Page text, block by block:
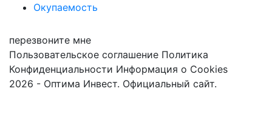
Окупаемость
перезвоните мне
Пользовательское соглашение Политика
Конфиденциальности Информация о Cookies
2026 - Оптима Инвест. Официальный сайт.